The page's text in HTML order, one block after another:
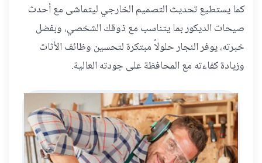
كما يستطيع تحديث التصميم الخارجي ليتماشى مع أحدث
صيحات الديكور بما يتناسب مع ذوقك الشخصي، وبفضل
خبرته، يوفر النجار حلولاً مبتكرة لتحسين وظائف الأثاث
وزيادة كفاءته مع المحافظة على جودته العالية.